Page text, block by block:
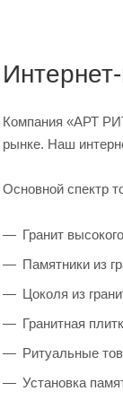
Компания «АРТ
рынке. Наш
Основной спектр
Гранит
Памятники из
Цоколя из
Гранитная
Ритуальные
Установка